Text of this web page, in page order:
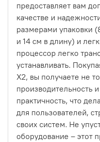
предоставляет вам
качестве и
размерами упаковки
и 14 см в длину) и
процессор легко
устанавливать.
X2, вы получаете не
производительность
практичность, что
для пользователей,
своих систем. Не
оборудование – этот